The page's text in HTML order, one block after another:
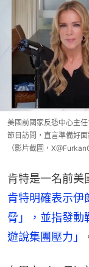
美國前國家反恐中心主
節目訪問，直言準備好
（影片截圖，
肯特是一名前美
肯特明確表示伊
脅」，並指發動
遊說集團壓力」